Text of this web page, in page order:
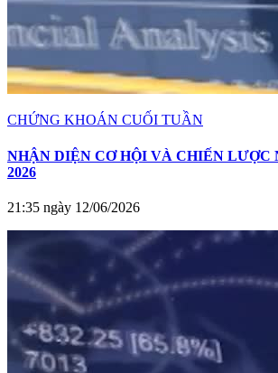
CHỨNG KHOÁN CUỐI TUẦN
NHẬN DIỆN CƠ HỘI VÀ CHIẾN LƯỢC
2026
21:35 ngày 12/06/2026